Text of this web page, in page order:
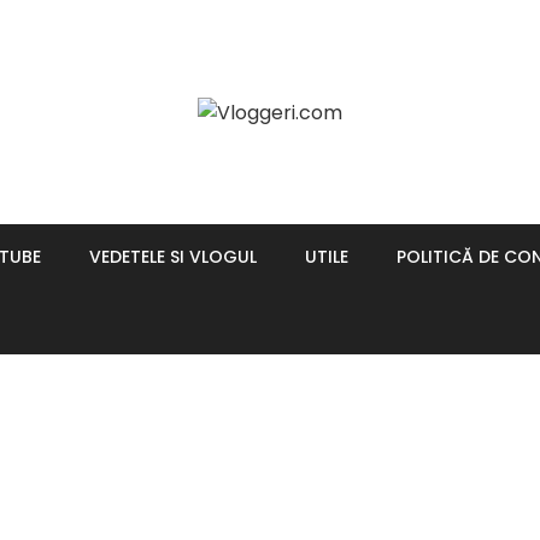
VEDETELE SI VLOGUL UTILE POLITICĂ DE